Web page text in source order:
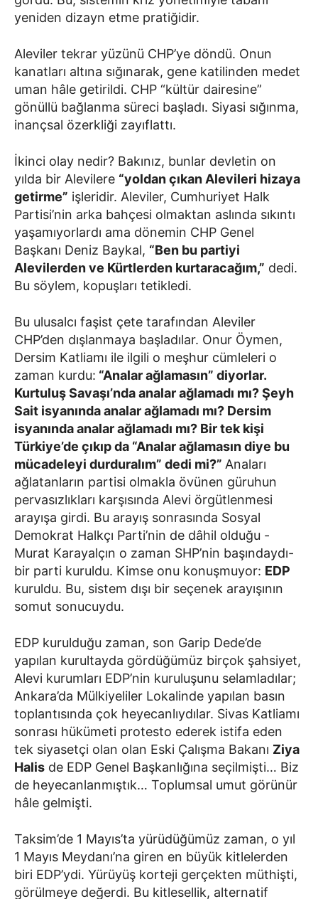
yeniden dizayn etme pratiğidir.
Aleviler tekrar yüzünü CHP’ye döndü. Onun
kanatları altına sığınarak, gene katilinden medet
uman hâle getirildi. CHP “kültür dairesine”
gönüllü bağlanma süreci başladı. Siyasi sığınma,
inançsal özerkliği zayıflattı.
İkinci olay nedir? Bakınız, bunlar devletin on
yılda bir Alevilere “yoldan çıkan Alevileri hizaya
getirme” işleridir. Aleviler, Cumhuriyet Halk
Partisi’nin arka bahçesi olmaktan aslında sıkıntı
yaşamıyorlardı ama dönemin CHP Genel
Başkanı Deniz Baykal, “Ben bu partiyi
Alevilerden ve Kürtlerden kurtaracağım,” dedi.
Bu söylem, kopuşları tetikledi.
Bu ulusalcı faşist çete tarafından Aleviler
CHP’den dışlanmaya başladılar. Onur Öymen,
Dersim Katliamı ile ilgili o meşhur cümleleri o
zaman kurdu: “Analar ağlamasın” diyorlar.
Kurtuluş Savaşı’nda analar ağlamadı mı? Şeyh
Sait isyanında analar ağlamadı mı? Dersim
isyanında analar ağlamadı mı? Bir tek kişi
Türkiye’de çıkıp da “Analar ağlamasın diye bu
mücadeleyi durduralım” dedi mi?” Anaları
ağlatanların partisi olmakla övünen güruhun
pervasızlıkları karşısında Alevi örgütlenmesi
arayışa girdi. Bu arayış sonrasında Sosyal
Demokrat Halkçı Parti’nin de dâhil olduğu -
Murat Karayalçın o zaman SHP’nin başındaydı-
bir parti kuruldu. Kimse onu konuşmuyor: EDP
kuruldu. Bu, sistem dışı bir seçenek arayışının
somut sonucuydu.
EDP kurulduğu zaman, son Garip Dede’de
yapılan kurultayda gördüğümüz birçok şahsiyet,
Alevi kurumları EDP’nin kuruluşunu selamladılar;
Ankara’da Mülkiyeliler Lokalinde yapılan basın
toplantısında çok heyecanlıydılar. Sivas Katliamı
sonrası hükümeti protesto ederek istifa eden
tek siyasetçi olan olan Eski Çalışma Bakanı Ziya
Halis de EDP Genel Başkanlığına seçilmişti… Biz
de heyecanlanmıştık… Toplumsal umut görünür
hâle gelmişti.
Taksim’de 1 Mayıs’ta yürüdüğümüz zaman, o yıl
1 Mayıs Meydanı’na giren en büyük kitlelerden
biri EDP’ydi. Yürüyüş korteji gerçekten müthişti,
görülmeye değerdi. Bu kitlesellik, alternatif